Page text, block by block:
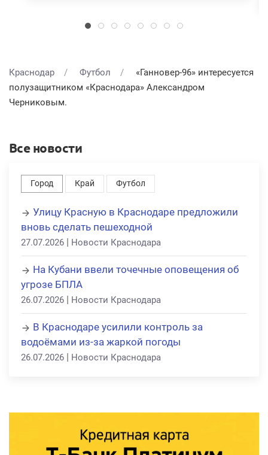
Краснодар Футбол
«Ганновер-96» интересуется
полузащитником «Краснодара» Александром
Черниковым.
Все новости
Город Край Футбол
Улицу Красную в Краснодаре предложили
вновь сделать пешеходной
27.07.2026 | Новости Краснодара
На Кубани ввели точечные оповещения об
угрозе БПЛА
26.07.2026 | Новости Краснодара
В Краснодаре усилили контроль за
водоёмами из-за жаркой погоды
26.07.2026 | Новости Краснодара